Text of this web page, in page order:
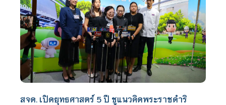
สจด. เปิดยุทธศาสตร์ 5 ปี ชูแนวคิดพระราชดำริ